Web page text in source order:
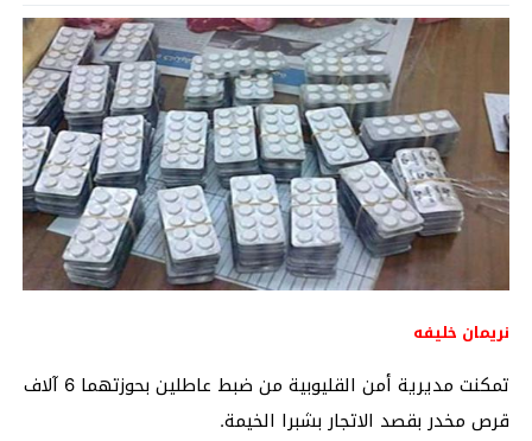
نريمان خليفه
تمكنت مديرية أمن القليوبية من ضبط عاطلين بحوزتهما 6 آلاف
قرص مخدر بقصد الاتجار بشبرا الخيمة.